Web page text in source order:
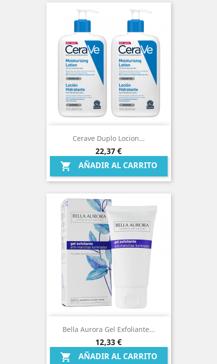
Cerave Duplo Locion...
Precio
22,37 €
 AÑADIR AL CARRITO
Bella Aurora Gel Exfoliante...
Precio
12,33 €
 AÑADIR AL CARRITO